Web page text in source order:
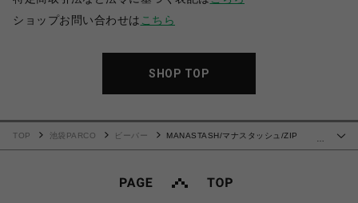
ショップお問い合わせは こちら
SHOP TOP
TOP 池袋PARCO ビーバー
MANASTASH/マナスタッシュ/ZIP